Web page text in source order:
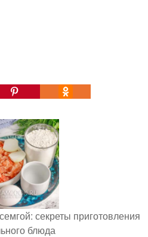
секреты приготовления
блюда